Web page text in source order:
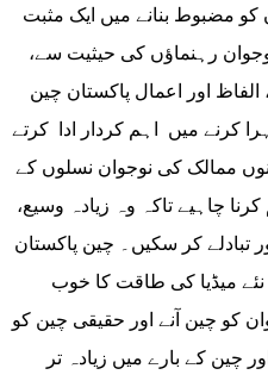
کو مضبوط بنانے میں ایک مثبت
رہنماؤں کی حیثیت سے،
اور اعمال پاکستان چین
کرنے میں اہم کردار ادا کرتے
ممالک کی نوجوان نسلوں کے
کرنا چاہیے تاکہ وہ زیادہ وسیع،
تبادلے کر سکیں۔ چین پاکستان
میڈیا کی طاقت کا خوب
کو چین آنے اور حقیقی چین کو
چین کے بارے میں زیادہ تر